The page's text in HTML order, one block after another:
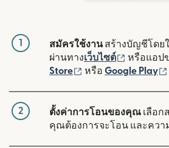
1 สมัครใช้งานสร้างบัญชีโดย
ผ่านทางเว็บไซต์ (เปิดในห
หรือแอป
Store
(เปิดในหน้าต่างใหม่)
หรือ Google Play
2 ตั้งค่าการโอนของคุณ เลือก
คุณต้องการจะโอน และควา